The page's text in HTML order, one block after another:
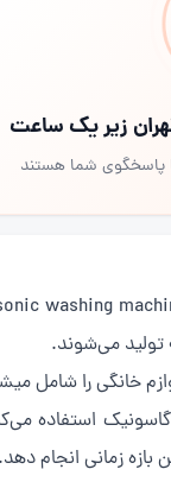
زیر یک ساعت
پاسخگوی شما هستند
تولید می‌شوند.
خانگی را شامل
گاسونیک
بازه زمانی انجام دهد.